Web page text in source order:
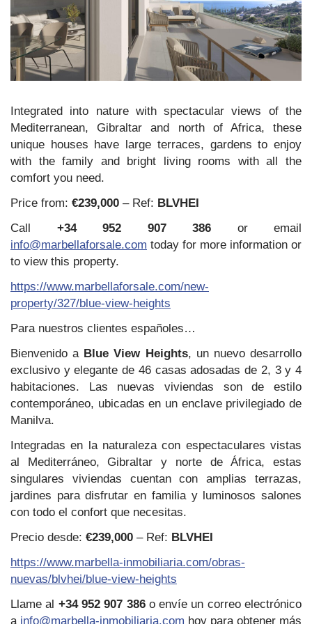
Integrated into nature with spectacular views of the
Mediterranean, Gibraltar and north of Africa, these
unique houses have large terraces, gardens to enjoy
with the family and bright living rooms with all the
comfort you need.
Price from: €239,000 – Ref: BLVHEI
Call +34 952 907 386 or email
info@marbellaforsale.com today for more information or
to view this property.
https://www.marbellaforsale.com/new-
property/327/blue-view-heights
Para nuestros clientes españoles…
Bienvenido a Blue View Heights, un nuevo desarrollo
exclusivo y elegante de 46 casas adosadas de 2, 3 y 4
habitaciones. Las nuevas viviendas son de estilo
contemporáneo, ubicadas en un enclave privilegiado de
Manilva.
Integradas en la naturaleza con espectaculares vistas
al Mediterráneo, Gibraltar y norte de África, estas
singulares viviendas cuentan con amplias terrazas,
jardines para disfrutar en familia y luminosos salones
con todo el confort que necesitas.
Precio desde: €239,000 – Ref: BLVHEI
https://www.marbella-inmobiliaria.com/obras-
nuevas/blvhei/blue-view-heights
Llame al +34 952 907 386o envíe un correo electrónico
a info@marbella-inmobiliaria.com hoy para obtener más